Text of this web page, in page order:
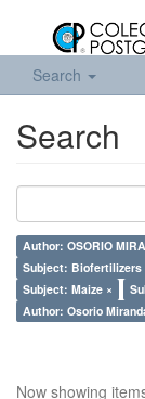
Search
Search
Author: OSORIO
Subject: Biofertilizers
Subject: Maize ×
Author: Osorio
Now showing